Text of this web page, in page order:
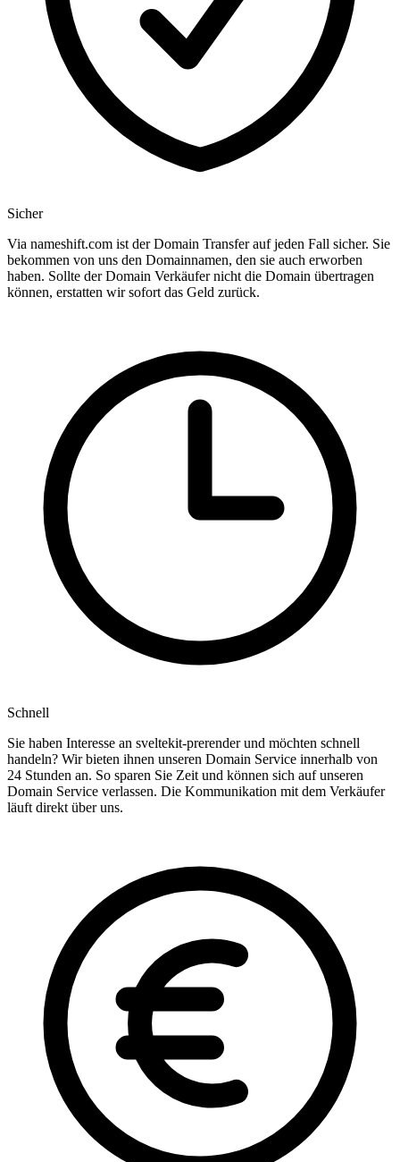
Sicher
Via nameshift.com ist der Domain Transfer auf jeden Fall sicher. Sie
bekommen von uns den Domainnamen, den sie auch erworben
haben. Sollte der Domain Verkäufer nicht die Domain übertragen
können, erstatten wir sofort das Geld zurück.
Schnell
Sie haben Interesse an sveltekit-prerender und möchten schnell
handeln? Wir bieten ihnen unseren Domain Service innerhalb von
24 Stunden an. So sparen Sie Zeit und können sich auf unseren
Domain Service verlassen. Die Kommunikation mit dem Verkäufer
läuft direkt über uns.